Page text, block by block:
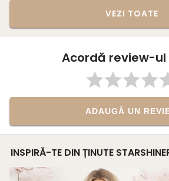
VEZI TOATE
Acordă review-
ADAUGĂ UN
INSPIRĂ-TE DIN ȚINUTE